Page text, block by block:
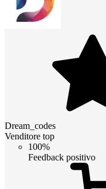
Dream_codes
Venditore top
100%
Feedback positivo